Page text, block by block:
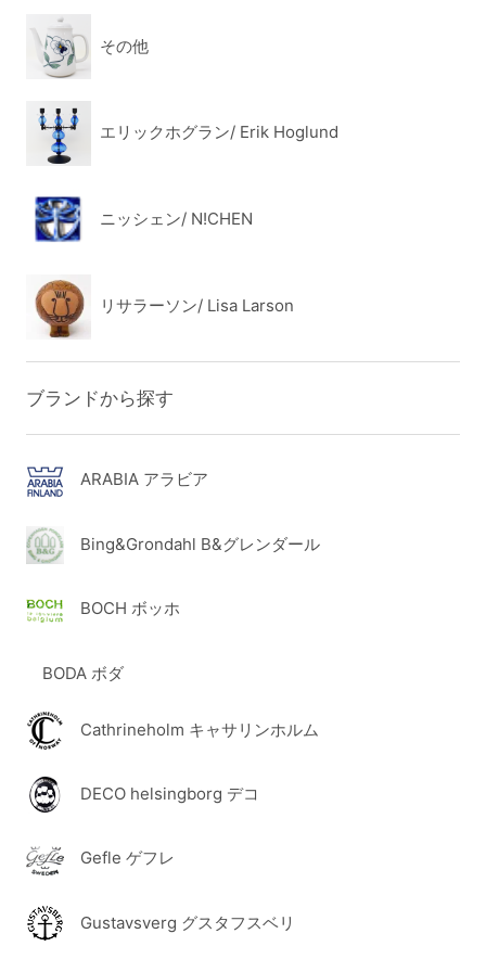
その他
エリックホグラン/ Erik Hoglund
ニッシェン/ N!CHEN
リサラーソン/ Lisa Larson
ブランドから探す
ARABIA アラビア
Bing&Grondahl B&グレンダール
BOCH ボッホ
BODA ボダ
Cathrineholm キャサリンホルム
DECO helsingborg デコ
Gefle ゲフレ
Gustavsverg グスタフスベリ